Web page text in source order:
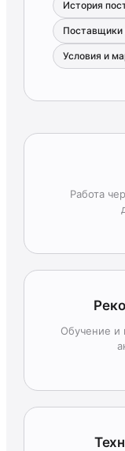
История
Поставщики
Условия и
Работа
Обучение и